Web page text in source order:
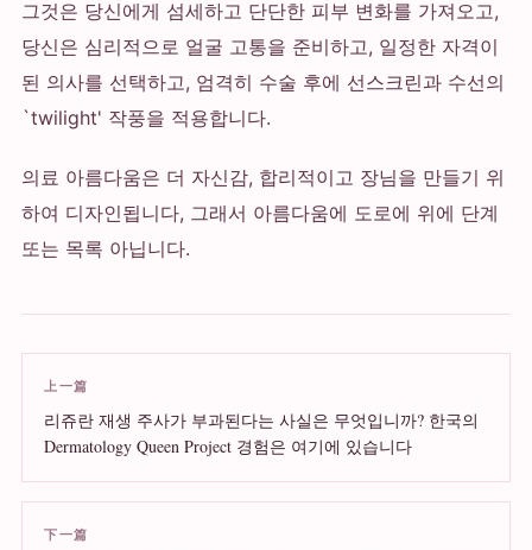
그것은 당신에게 섬세하고 단단한 피부 변화를 가져오고,
당신은 심리적으로 얼굴 고통을 준비하고, 일정한 자격이
된 의사를 선택하고, 엄격히 수술 후에 선스크린과 수선의
`twilight' 작풍을 적용합니다.
의료 아름다움은 더 자신감, 합리적이고 장님을 만들기 위
하여 디자인됩니다, 그래서 아름다움에 도로에 위에 단계
또는 목록 아닙니다.
上一篇
리쥬란 재생 주사가 부과된다는 사실은 무엇입니까? 한국의
Dermatology Queen Project 경험은 여기에 있습니다
下一篇